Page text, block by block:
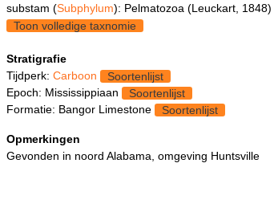
substam (Subphylum): Pelmatozoa (Leuckart, 1848)
Toon volledige taxnomie
Stratigrafie
Tijdperk: Carboon
Soortenlijst
Epoch: Mississippiaan
Soortenlijst
Formatie: Bangor Limestone
Soortenlijst
Opmerkingen
Gevonden in noord Alabama, omgeving Huntsville